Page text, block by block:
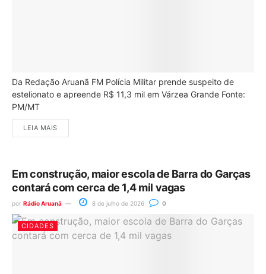
Da Redação Aruanã FM Polícia Militar prende suspeito de
estelionato e apreende R$ 11,3 mil em Várzea Grande Fonte:
PM/MT
LEIA MAIS
Em construção, maior escola de Barra do Garças
contará com cerca de 1,4 mil vagas
por Rádio Aruanã 8 de julho de 2026 0
CIDADES